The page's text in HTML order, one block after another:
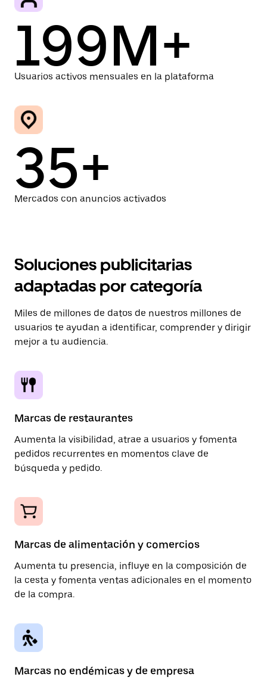
199M+
Usuarios activos mensuales en la plataforma
35+
Mercados con anuncios activados
Soluciones publicitarias
adaptadas por categoría
Miles de millones de datos de nuestros millones de
usuarios te ayudan a identificar, comprender y dirigir
mejor a tu audiencia.
Marcas de restaurantes
Aumenta la visibilidad, atrae a usuarios y fomenta
pedidos recurrentes en momentos clave de
búsqueda y pedido.
Marcas de alimentación y comercios
Aumenta tu presencia, influye en la composición de
la cesta y fomenta ventas adicionales en el momento
de la compra.
Marcas no endémicas y de empresa